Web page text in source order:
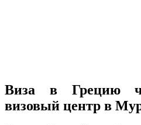
Виза в Грецию
визовый центр в